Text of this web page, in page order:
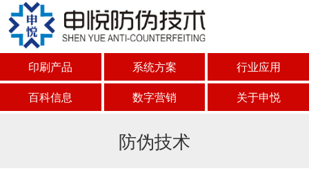
印刷产品 系统方案
行业应用
百科信息
数字营销 关于申悦
防伪技术